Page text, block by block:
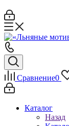
Сравнение0
Каталог
Назад